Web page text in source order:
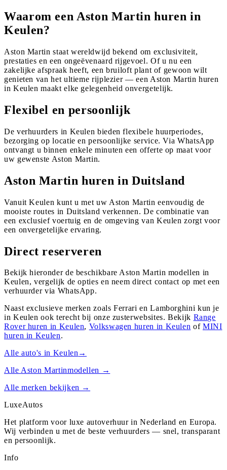
Waarom een Aston Martin huren in
Keulen?
Aston Martin staat wereldwijd bekend om exclusiviteit,
prestaties en een ongeëvenaard rijgevoel. Of u nu een
zakelijke afspraak heeft, een bruiloft plant of gewoon wilt
genieten van het ultieme rijplezier — een Aston Martin huren
in Keulen maakt elke gelegenheid onvergetelijk.
Flexibel en persoonlijk
De verhuurders in Keulen bieden flexibele huurperiodes,
bezorging op locatie en persoonlijke service. Via WhatsApp
ontvangt u binnen enkele minuten een offerte op maat voor
uw gewenste Aston Martin.
Aston Martin huren in Duitsland
Vanuit Keulen kunt u met uw Aston Martin eenvoudig de
mooiste routes in Duitsland verkennen. De combinatie van
een exclusief voertuig en de omgeving van Keulen zorgt voor
een onvergetelijke ervaring.
Direct reserveren
Bekijk hieronder de beschikbare Aston Martin modellen in
Keulen, vergelijk de opties en neem direct contact op met een
verhuurder via WhatsApp.
Naast exclusieve merken zoals Ferrari en Lamborghini kun je
in Keulen ook terecht bij onze zusterwebsites. Bekijk Range
Roverhuren in Keulen, Volkswagen huren in Keulen of MINI
huren in Keulen.
Alle auto's in Keulen→
AlleAston Martinmodellen →
Alle merken bekijken →
LuxeAutos
Het platform voor luxe autoverhuur in Nederland en Europa.
Wij verbinden u met de beste verhuurders — snel, transparant
en persoonlijk.
Info